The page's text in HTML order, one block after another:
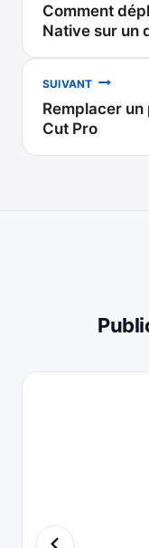
de
l’article
Comment
Native sur un
SUIVANT
Remplacer
Cut Pro